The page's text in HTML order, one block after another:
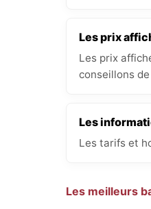
Les prix
Les prix
conseillons
Les
Les tarifs et
Les meilleurs